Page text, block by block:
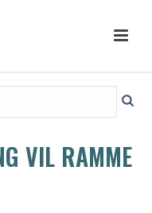
VIL RAMME